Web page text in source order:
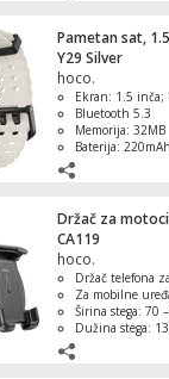
Pametan sat,
Y29 Silver
hoco.
Ekran: 1.5 inča;
Bluetooth 5.3
Memorija: 32MB
Baterija: 220mAh
Držač za
CA119
hoco.
Držač telefona
Za mobilne
Širina stega: 70
Dužina stega: